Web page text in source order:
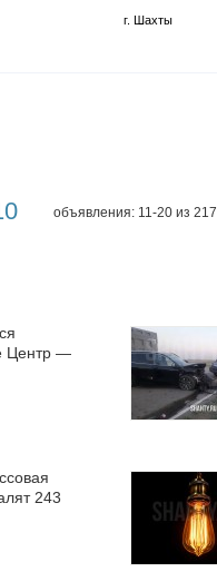
г. Шахты
объявления: 11-20 из 217
Центр —
243